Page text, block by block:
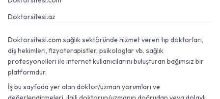
Doktorsitesi.az
Doktorsitesi.com sağlık sektöründe hizmet veren tıp doktorları,
diş hekimleri, fizyoterapistler, psikologlar vb. sağlık
profesyonelleri ile internet kullanıcılarını buluşturan bağımsız bir
platformdur.
İş bu sayfada yer alan doktor/uzman yorumları ve